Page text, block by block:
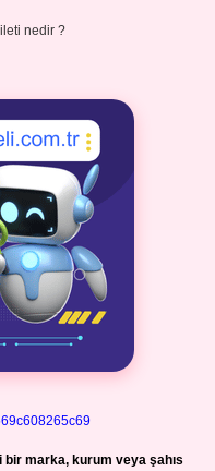
nedir ?
marka, kurum veya şahıs